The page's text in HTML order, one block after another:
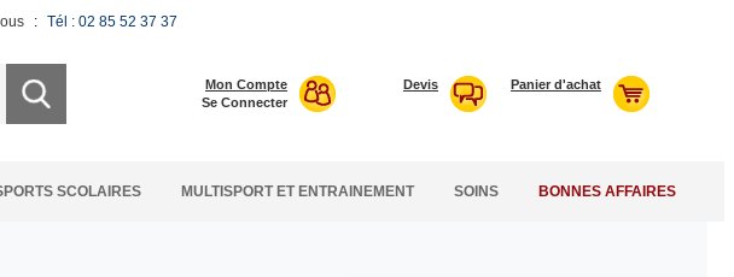
: Tél : 02 85 52 37 37
Mon Compte
Se Connecter
Devis Panier d'achat
SCOLAIRES MULTISPORT ET ENTRAINEMENT SOINS BONNES AFFAIRES